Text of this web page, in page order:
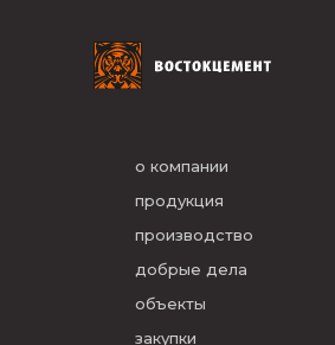
о компании
продукция
производство
добрые дела
объекты
закупки